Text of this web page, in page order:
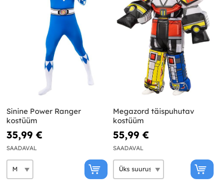
Sinine Power Ranger
kostüüm
35,99 €
SAADAVAL
Megazord täispuhutav
kostüüm
55,99 €
SAADAVAL